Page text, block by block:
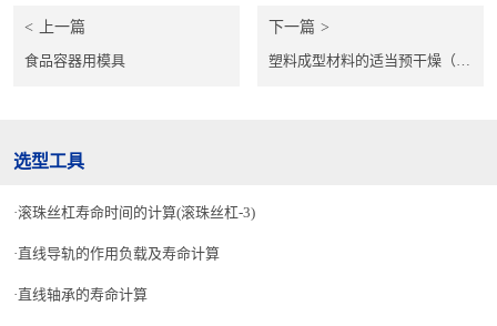
上一篇
食品容器用模具
下一篇
塑料成型材料的适当预干燥（修订版）
选型工具
滚珠丝杠寿命时间的计算(滚珠丝杠-3)
直线导轨的作用负载及寿命计算
直线轴承的寿命计算